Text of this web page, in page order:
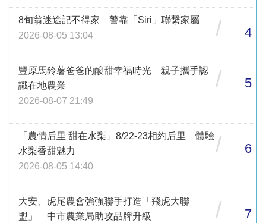
8旬翁迷途記不得家 警靠「Siri」聯繫家屬
2026-08-05 13:04
/ 4
豐原馬鈴薯爸爸的酸甜幸福時光 親子攜手認
識在地農業
2026-08-07 21:49
/ 5
「農情后里 甜在水梨」8/22-23相約后里 體驗
水梨香甜魅力
2026-08-05 14:40
/ 6
大安、虎尾農會強強聯手打造「飛虎大聯
盟」 中市農業局助攻品牌升級
/ 7